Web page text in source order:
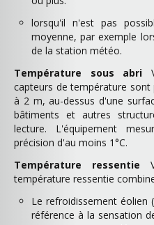
lorsqu'il n'est pas
moyenne, par exemple
de la station météo.
Température sous abri
capteurs de température
à 2 m, au-dessus d'une
bâtiments et autres
lecture. L'équipement
précision d'au moins 1°C.
Température ressentie
température ressentie
Le refroidissement éolien
référence à la sensation